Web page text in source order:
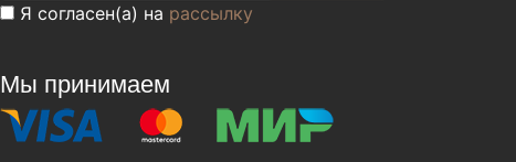
Я согласен(а) на рассылку
Мы принимаем